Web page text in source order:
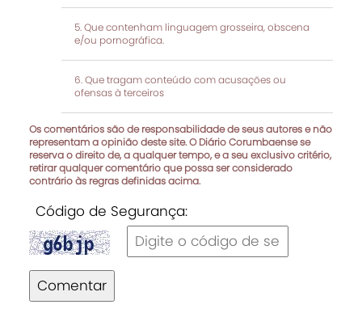
Que contenham linguagem grosseira, obscena
e/ou pornográfica.
Que tragam conteúdo com acusações ou
ofensas à terceiros
Os comentários são de responsabilidade de seus autores e não
representam a opinião deste site. O Diário Corumbaense se
reserva o direito de, a qualquer tempo, e a seu exclusivo critério,
retirar qualquer comentário que possa ser considerado
contrário às regras definidas acima.
Código de Segurança:
Comentar